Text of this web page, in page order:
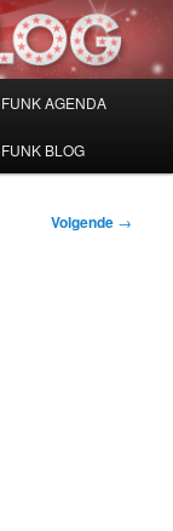
FUNK AGENDA
BLOG
Volgende →